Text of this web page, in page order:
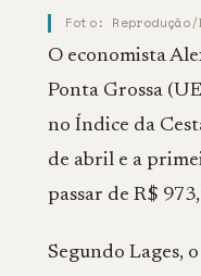
Foto: Reprodução/
O economista
Ponta Grossa
no Índice da
de abril e a
passar de R$
Segundo Lages,